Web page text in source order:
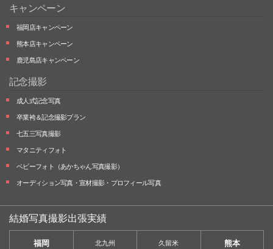
キャンペーン
福岡店キャンペーン
熊本店キャンペーン
鹿児島店キャンペーン
記念撮影
成人式記念写真
卒業袴＆記念撮影プラン
七五三写真撮影
マタニティフォト
ベビーフォト （あかちゃん写真撮影）
オーディション写真・ 宣材撮影・ プロフィール写真
結婚写真撮影出張実績
福岡 北九州 久留米 熊本